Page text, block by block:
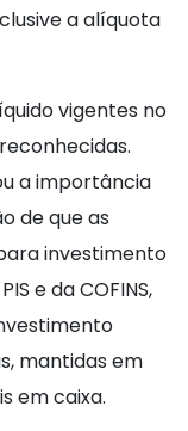
a alíquota
vigentes no
a importância
de que as
investimento
e da COFINS,
mantidas em
em caixa.